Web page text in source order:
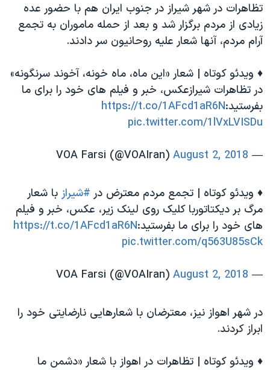
تظاهرات در شهر شیراز در جنوب ایران هم با حضور عده
زیادی از مردم برگزار شد و بعد از حمله ماموران به تجمع
آرام مردم، آنها شعار علیه روحانیون سر دادند.
♦️ ویدئو کوتاه | شعار «این ماه، ماه خونه، آخوند سرنگونه»
در تظاهرات شیرازعكس، خبر و فيلم هاى خود را براى ما
بفرستيد:https://t.co/1AFcd1aR6N
pic.twitter.com/1lVxLVISDu
— VOA Farsi (@VOAIran)
August 2, 2018
♦️ ویدئو کوتاه | تجمع مردم معترض در #شیراز با شعار
مرگ بر دیکتاتوربا کلیک روی لینک زیر، عكس، خبر و فيلم
هاى خود را براى ما بفرستيد:https://t.co/1AFcd1aR6N
pic.twitter.com/q563U85sCk
— VOA Farsi (@VOAIran)
August 2, 2018
در شهر اهواز نیز، معترضان با شعارهایی نارضایتی خود را
ابراز کردند.
♦️ ویدئو کوتاه | تظاهرات در اهواز با شعار «دشمن ما